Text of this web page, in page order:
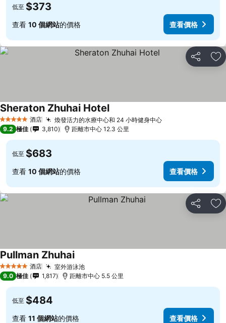
低至 $373
查看 10 個網站的價格 查看價格
分享 放
5 星級 酒店 煥發活力的水療中心和 24 小時健身中心
Sheraton Zhuhai Hotel
9.2 極佳 3,810 距離市中心 12.3 公里
低至 $683
查看 10 個網站的價格 查看價格
分享 放
5 星級 酒店 室外游泳池
Pullman Zhuhai
9.0 極佳 1,817 距離市中心 5.5 公里
低至 $484
查看 11 個網站的價格 查看價格